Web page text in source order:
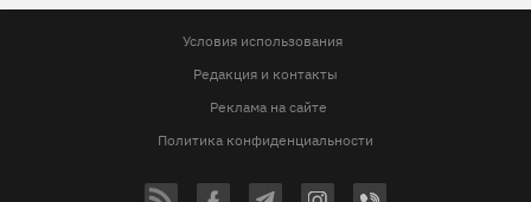
Условия использования
Редакция и контакты
Реклама на сайте
Политика конфиденциальности